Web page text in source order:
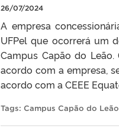
26/07/2024
A empresa
UFPel que ocorrerá um
Campus Capão do
acordo com a empresa,
acordo com a CEEE
Tags: Campus Capão do Leão